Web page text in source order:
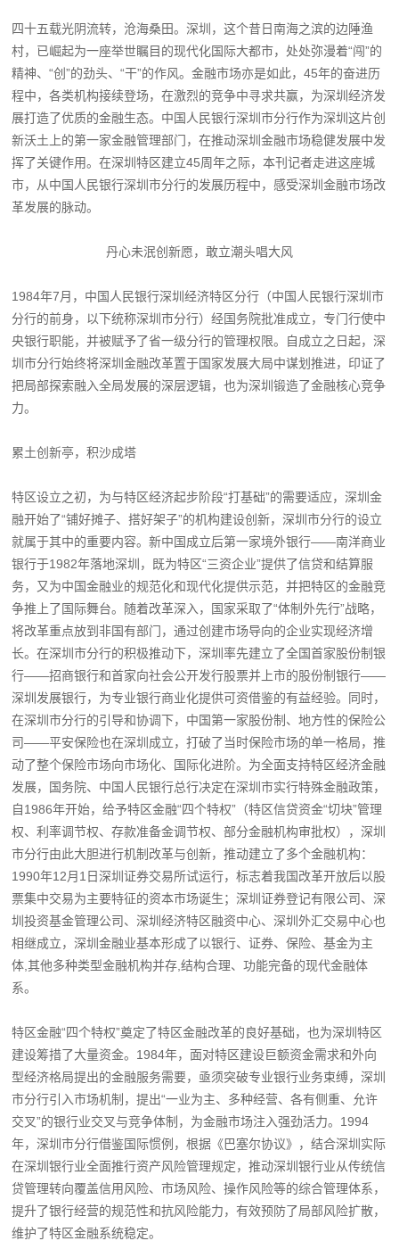
四十五载光阴流转，沧海桑田。深圳，这个昔日南海之滨的边陲渔
村，已崛起为一座举世瞩目的现代化国际大都市，处处弥漫着“闯”的
精神、“创”的劲头、“干”的作风。金融市场亦是如此，45年的奋进历
程中，各类机构接续登场，在激烈的竞争中寻求共赢，为深圳经济发
展打造了优质的金融生态。中国人民银行深圳市分行作为深圳这片创
新沃土上的第一家金融管理部门，在推动深圳金融市场稳健发展中发
挥了关键作用。在深圳特区建立45周年之际，本刊记者走进这座城
市，从中国人民银行深圳市分行的发展历程中，感受深圳金融市场改
革发展的脉动。
丹心未泯创新愿，敢立潮头唱大风
1984年7月，中国人民银行深圳经济特区分行（中国人民银行深圳市
分行的前身，以下统称深圳市分行）经国务院批准成立，专门行使中
央银行职能，并被赋予了省一级分行的管理权限。自成立之日起，深
圳市分行始终将深圳金融改革置于国家发展大局中谋划推进，印证了
把局部探索融入全局发展的深层逻辑，也为深圳锻造了金融核心竞争
力。
累土创新亭，积沙成塔
特区设立之初，为与特区经济起步阶段“打基础”的需要适应，深圳金
融开始了“铺好摊子、搭好架子”的机构建设创新，深圳市分行的设立
就属于其中的重要内容。新中国成立后第一家境外银行——南洋商业
银行于1982年落地深圳，既为特区“三资企业”提供了信贷和结算服
务，又为中国金融业的规范化和现代化提供示范，并把特区的金融竞
争推上了国际舞台。随着改革深入，国家采取了“体制外先行”战略，
将改革重点放到非国有部门，通过创建市场导向的企业实现经济增
长。在深圳市分行的积极推动下，深圳率先建立了全国首家股份制银
行——招商银行和首家向社会公开发行股票并上市的股份制银行——
深圳发展银行，为专业银行商业化提供可资借鉴的有益经验。同时，
在深圳市分行的引导和协调下，中国第一家股份制、地方性的保险公
司——平安保险也在深圳成立，打破了当时保险市场的单一格局，推
动了整个保险市场向市场化、国际化进阶。为全面支持特区经济金融
发展，国务院、中国人民银行总行决定在深圳市实行特殊金融政策，
自1986年开始，给予特区金融“四个特权”（特区信贷资金“切块”管理
权、利率调节权、存款准备金调节权、部分金融机构审批权），深圳
市分行由此大胆进行机制改革与创新，推动建立了多个金融机构：
1990年12月1日深圳证券交易所试运行，标志着我国改革开放后以股
票集中交易为主要特征的资本市场诞生；深圳证券登记有限公司、深
圳投资基金管理公司、深圳经济特区融资中心、深圳外汇交易中心也
相继成立，深圳金融业基本形成了以银行、证券、保险、基金为主
体,其他多种类型金融机构并存,结构合理、功能完备的现代金融体
系。
特区金融“四个特权”奠定了特区金融改革的良好基础，也为深圳特区
建设筹措了大量资金。1984年，面对特区建设巨额资金需求和外向
型经济格局提出的金融服务需要，亟须突破专业银行业务束缚，深圳
市分行引入市场机制，提出“一业为主、多种经营、各有侧重、允许
交叉”的银行业交叉与竞争体制，为金融市场注入强劲活力。1994
年，深圳市分行借鉴国际惯例，根据《巴塞尔协议》，结合深圳实际
在深圳银行业全面推行资产风险管理规定，推动深圳银行业从传统信
贷管理转向覆盖信用风险、市场风险、操作风险等的综合管理体系，
提升了银行经营的规范性和抗风险能力，有效预防了局部风险扩散，
维护了特区金融系统稳定。